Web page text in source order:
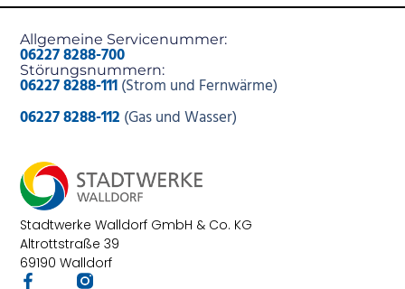
Stadtwerke Walldorf GmbH & Co. KG
Altrottstraße 39
69190 Walldorf
Allgemeine Servicenummer:
06227 8288-700
Störungsnummern:
06227 8288-111(Strom und Fernwärme)
06227 8288-112 (Gas und Wasser)